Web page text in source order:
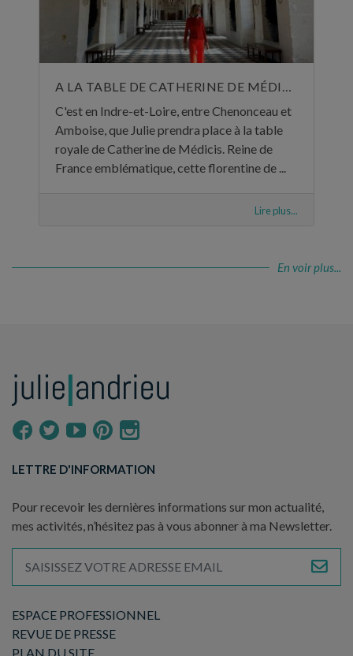
A LA TABLE DE CATHERINE DE MÉDICIS
C'est en Indre-et-Loire, entre Chenonceau et
Amboise, que Julie prendra place à la table
royale de Catherine de Médicis. Reine de
France emblématique, cette florentine de ...
Lire plus...
En voir plus...
ESPACE PROFESSIONNEL
REVUE DE PRESSE
PLAN DU SITE
LETTRE D'INFORMATION
Pour recevoir les dernières informations sur mon actualité,
mes activités, n’hésitez pas à vous abonner à ma Newsletter.